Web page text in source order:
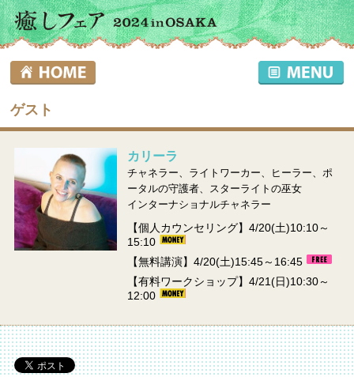
ゲスト
カリーラ
チャネラー、ライトワーカー、ヒーラー、ポ
ータルの守護者、スターライトの巫女
インターナショナルチャネラー
【個人カウンセリング】4/20(土)10:10～
15:10
【無料講演】4/20(土)15:45～16:45
【有料ワークショップ】4/21(日)10:30～
12:00